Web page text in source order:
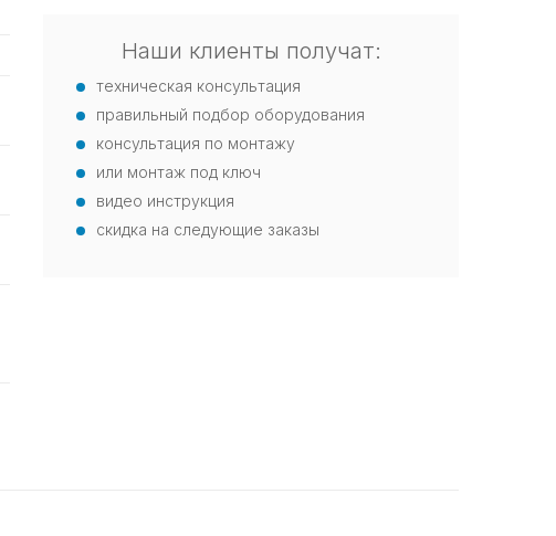
Наши клиенты получат:
техническая консультация
правильный подбор оборудования
консультация по монтажу
или монтаж под ключ
видео инструкция
скидка на следующие заказы